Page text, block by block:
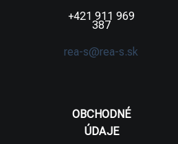
+421 911 969
387
rea-s@rea-s.sk
OBCHODNÉ
ÚDAJE